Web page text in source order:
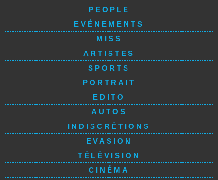
PEOPLE
EVÉNEMENTS
MISS
ARTISTES
SPORTS
PORTRAIT
EDITO
AUTOS
INDISCRÉTIONS
EVASION
TÉLÉVISION
CINÉMA